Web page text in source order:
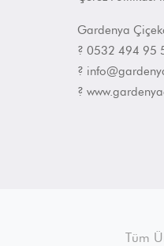
Gardenya
? 0532 494 95
?
?
Tüm